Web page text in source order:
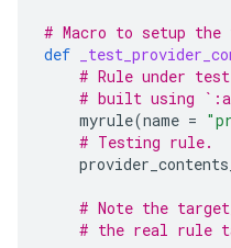
# Macro to setup
def
# Rule under
# built using
myrule(name =
# Testing rule.
# Note the
# the real rule